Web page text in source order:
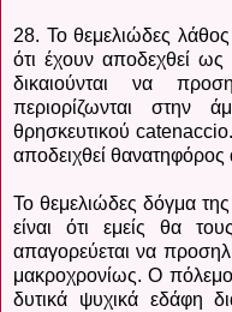
28. Το θεμελιώδες
ότι έχουν αποδεχθεί ως
δικαιούνται να
περιορίζωνται στην
θρησκευτικού
αποδειχθεί θανατηφόρος
Το θεμελιώδες δόγμα
είναι ότι εμείς θα
απαγορεύεται να
μακροχρονίως. Ο
δυτικά ψυχικά εδάφη